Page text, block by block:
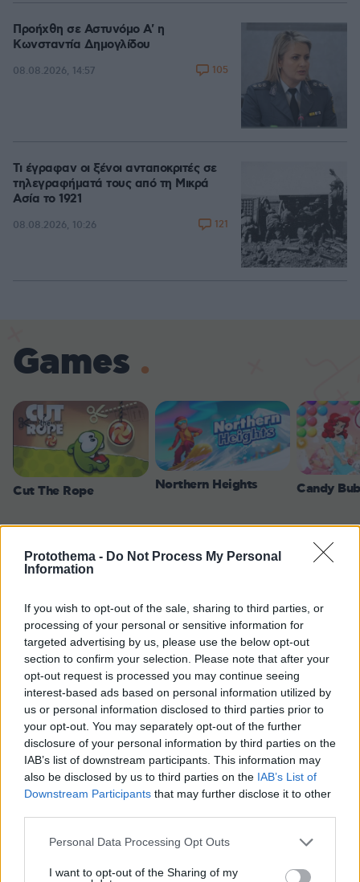
Protothema - Do Not Process My Personal
Information
If you wish to opt-out of the sale, sharing to third parties, or
processing of your personal or sensitive information for
targeted advertising by us, please use the below opt-out
section to confirm your selection. Please note that after your
opt-out request is processed you may continue seeing
interest-based ads based on personal information utilized by
us or personal information disclosed to third parties prior to
your opt-out. You may separately opt-out of the further
disclosure of your personal information by third parties on the
IAB’s list of downstream participants. This information may
also be disclosed by us to third parties on the IAB’s List of
Downstream Participants that may further disclose it to other
Please note that this website/app uses one or more Google
not limited to your visit or usage behaviour. You may click to
Personal Data Processing Opt Outs
I want to opt-out of the Sharing of my
Προήχθη σε Αστυνόμο Α' η
Κωνσταντία Δημογλίδου
08.08.2026, 14:57 105
Τι έγραφαν οι ξένοι ανταποκριτές σε
τηλεγραφήματά τους από τη Μικρά
Ασία το 1921
08.08.2026, 10:26 121
Games
Cut The Rope Northern Heights Candy
Best of Network